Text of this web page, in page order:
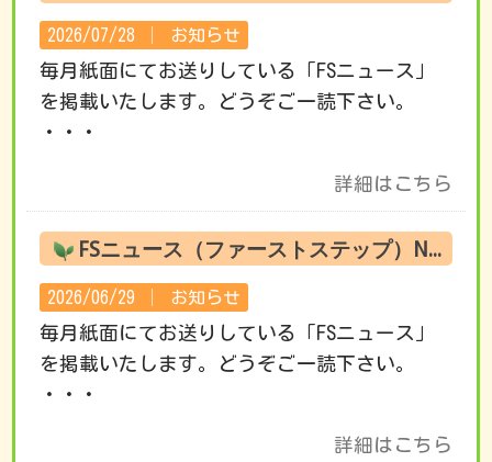
2026/07/28 │ お知らせ
毎月紙面にてお送りしている「FSニュース」
を掲載いたします。どうぞご一読下さい。
・・・
詳細はこちら
FSニュース（ファーストステップ）No.221 7月の活動です
2026/06/29 │ お知らせ
毎月紙面にてお送りしている「FSニュース」
を掲載いたします。どうぞご一読下さい。
・・・
詳細はこちら